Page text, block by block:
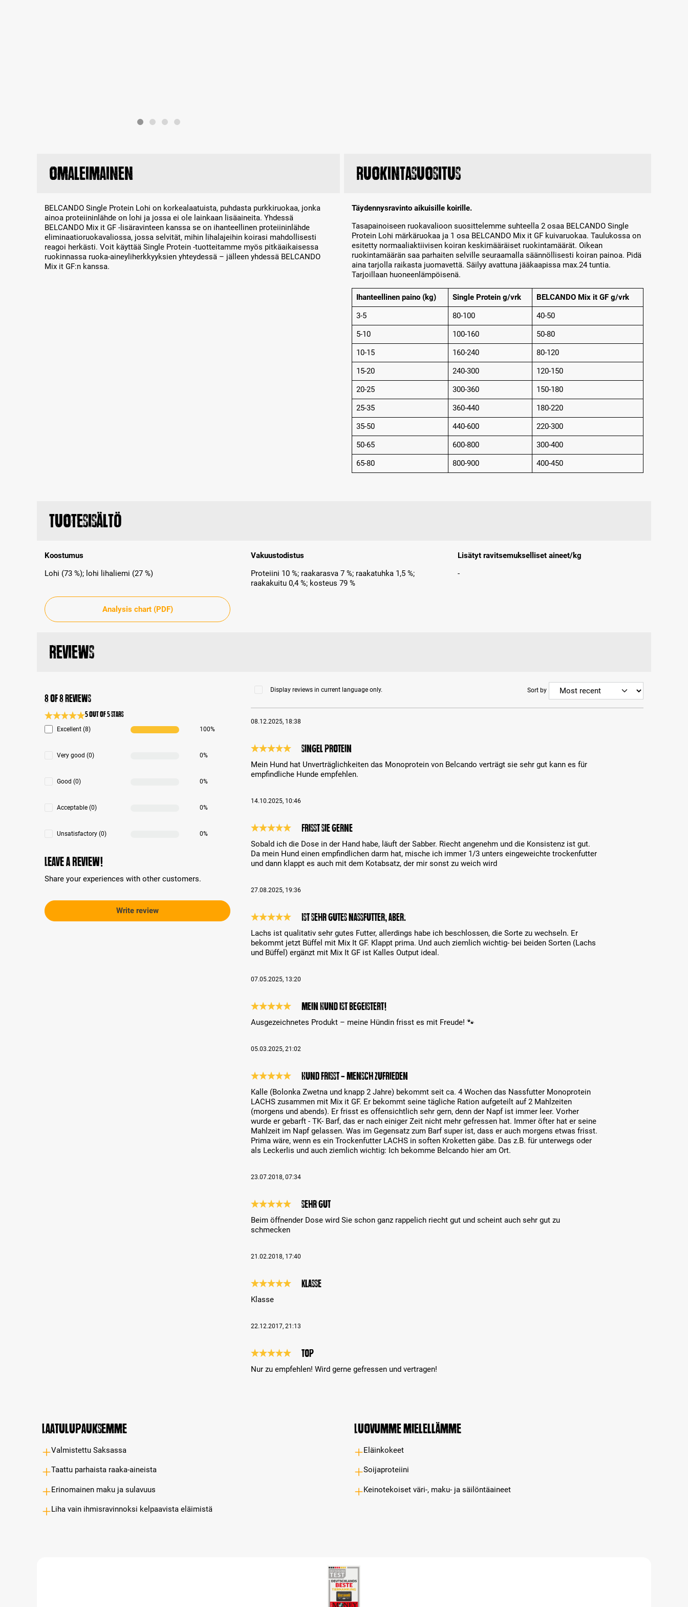
Omaleimainen
BELCANDO Single Protein Lohi on korkealaatuista, puhdasta purkkiruokaa, jonka
ainoa proteiininlähde on lohi ja jossa ei ole lainkaan lisäaineita. Yhdessä
BELCANDO Mix it GF -lisäravinteen kanssa se on ihanteellinen proteiininlähde
eliminaatioruokavaliossa, jossa selvität, mihin lihalajeihin koirasi mahdollisesti
reagoi herkästi. Voit käyttää Single Protein -tuotteitamme myös pitkäaikaisessa
ruokinnassa ruoka-aineyliherkkyyksien yhteydessä – jälleen yhdessä BELCANDO
Mix it GF:n kanssa.
Ruokintasuositus
Täydennysravinto aikuisille koirille.
Tasapainoiseen ruokavalioon suosittelemme suhteella 2 osaa BELCANDO Single
Protein Lohi märkäruokaa ja 1 osa BELCANDO Mix it GF kuivaruokaa. Taulukossa on
esitetty normaaliaktiivisen koiran keskimääräiset ruokintamäärät. Oikean
ruokintamäärän saa parhaiten selville seuraamalla säännöllisesti koiran painoa. Pidä
aina tarjolla raikasta juomavettä. Säilyy avattuna jääkaapissa max.24 tuntia.
Tarjoillaan huoneenlämpöisenä.
Ihanteellinen paino (kg) Single Protein g/vrk
BELCANDO Mix it GF g/vrk
3-5
80-100
40-50
5-10
100-160
50-80
10-15
160-240
80-120
15-20
240-300
120-150
20-25
300-360
150-180
25-35
360-440
180-220
35-50
440-600
220-300
50-65
600-800
300-400
65-80
800-900 400-450
Tuotesisältö
Koostumus
Lohi (73 %); lohi lihaliemi (27 %)
Vakuustodistus
Proteiini 10 %; raakarasva 7 %; raakatuhka 1,5 %;
raakakuitu 0,4 %; kosteus 79 %
Lisätyt ravitsemukselliset aineet/kg
-
Analysis chart (PDF)
Reviews
8 of 8 reviews
Average rating 5 of 5 Stars
5 out of 5 stars
Excellent (8) 100%
Very good (0) 0%
Good (0) 0%
Acceptable (0) 0%
Unsatisfactory (0) 0%
Leave a review!
Share your experiences with other customers.
Write review
Display reviews in current language only. Sort by
08.12.2025, 18:38
Singel Protein
Mein Hund hat Unverträglichkeiten das Monoprotein von Belcando verträgt sie sehr gut kann es für
empfindliche Hunde empfehlen.
14.10.2025, 10:46
Frisst sie gerne
Sobald ich die Dose in der Hand habe, läuft der Sabber. Riecht angenehm und die Konsistenz ist gut.
Da mein Hund einen empfindlichen darm hat, mische ich immer 1/3 unters eingeweichte trockenfutter
und dann klappt es auch mit dem Kotabsatz, der mir sonst zu weich wird
27.08.2025, 19:36
Ist sehr gutes Nassfutter, aber….
Lachs ist qualitativ sehr gutes Futter, allerdings habe ich beschlossen, die Sorte zu wechseln. Er
bekommt jetzt Büffel mit Mix It GF. Klappt prima. Und auch ziemlich wichtig- bei beiden Sorten (Lachs
und Büffel) ergänzt mit Mix It GF ist Kalles Output ideal.
07.05.2025, 13:20
Mein Hund ist begeistert!
Ausgezeichnetes Produkt – meine Hündin frisst es mit Freude! 🐾
05.03.2025, 21:02
Hund frisst - Mensch zufrieden
Kalle (Bolonka Zwetna und knapp 2 Jahre) bekommt seit ca. 4 Wochen das Nassfutter Monoprotein
LACHS zusammen mit Mix it GF. Er bekommt seine tägliche Ration aufgeteilt auf 2 Mahlzeiten
(morgens und abends). Er frisst es offensichtlich sehr gern, denn der Napf ist immer leer. Vorher
wurde er gebarft - TK- Barf, das er nach einiger Zeit nicht mehr gefressen hat. Immer öfter hat er seine
Mahlzeit im Napf gelassen. Was im Gegensatz zum Barf super ist, dass er auch morgens etwas frisst.
Prima wäre, wenn es ein Trockenfutter LACHS in soften Kroketten gäbe. Das z.B. für unterwegs oder
als Leckerlis und auch ziemlich wichtig: Ich bekomme Belcando hier am Ort.
23.07.2018, 07:34
sehr gut
Beim öffnender Dose wird Sie schon ganz rappelich riecht gut und scheint auch sehr gut zu
schmecken
21.02.2018, 17:40
Klasse
Klasse
22.12.2017, 21:13
top
Nur zu empfehlen! Wird gerne gefressen und vertragen!
Laatulupauksemme
Valmistettu Saksassa
Taattu parhaista raaka-aineista
Erinomainen maku ja sulavuus
Liha vain ihmisravinnoksi kelpaavista eläimistä
Luovumme mielellämme
Eläinkokeet
Soijaproteiini
Keinotekoiset väri-, maku- ja säilöntäaineet